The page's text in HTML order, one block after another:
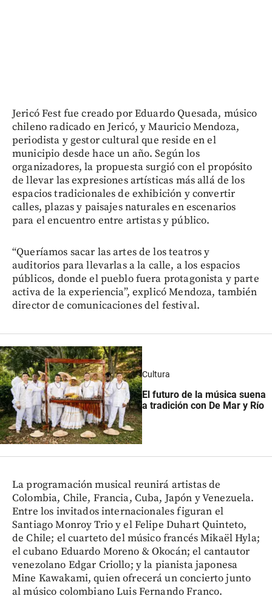
Jericó Fest fue creado por Eduardo Quesada, músico
chileno radicado en Jericó, y Mauricio Mendoza,
periodista y gestor cultural que reside en el
municipio desde hace un año. Según los
organizadores, la propuesta surgió con el propósito
de llevar las expresiones artísticas más allá de los
espacios tradicionales de exhibición y convertir
calles, plazas y paisajes naturales en escenarios
para el encuentro entre artistas y público.
“Queríamos sacar las artes de los teatros y
auditorios para llevarlas a la calle, a los espacios
públicos, donde el pueblo fuera protagonista y parte
activa de la experiencia”, explicó Mendoza, también
director de comunicaciones del festival.
Cultura
El futuro de la música suena
a tradición con De Mar y Río
La programación musical reunirá artistas de
Colombia, Chile, Francia, Cuba, Japón y Venezuela.
Entre los invitados internacionales figuran el
Santiago Monroy Trio y el Felipe Duhart Quinteto,
de Chile; el cuarteto del músico francés Mikaël Hyla;
el cubano Eduardo Moreno & Okocán; el cantautor
venezolano Edgar Criollo; y la pianista japonesa
Mine Kawakami, quien ofrecerá un concierto junto
al músico colombiano Luis Fernando Franco.